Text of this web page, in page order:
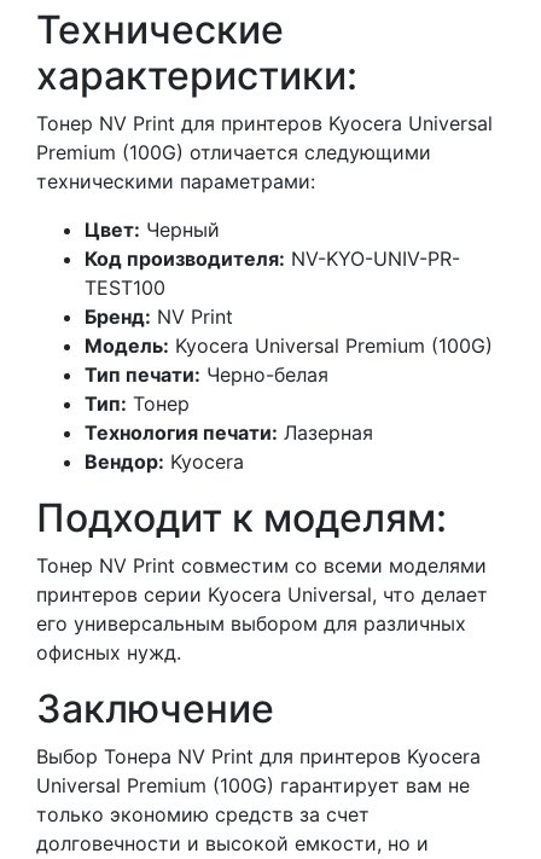
Технические
характеристики:
Тонер NV Print для принтеров Kyocera Universal
Premium (100G) отличается следующими
техническими параметрами:
Цвет: Черный
Код производителя: NV-KYO-UNIV-PR-
TEST100
Бренд: NV Print
Модель: Kyocera Universal Premium (100G)
Тип печати: Черно-белая
Тип: Тонер
Технология печати: Лазерная
Вендор: Kyocera
Подходит к моделям:
Тонер NV Print совместим со всеми моделями
принтеров серии Kyocera Universal, что делает
его универсальным выбором для различных
офисных нужд.
Заключение
Выбор Тонера NV Print для принтеров Kyocera
Universal Premium (100G) гарантирует вам не
только экономию средств за счет
долговечности и высокой емкости, но и